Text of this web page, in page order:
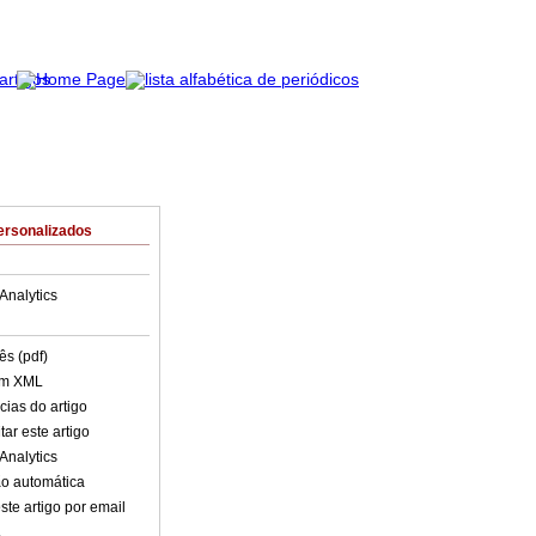
(pdf)
XML
do artigo
este artigo
automática
artigo por email